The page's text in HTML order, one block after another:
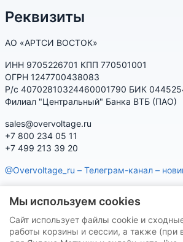
Реквизиты
АО «АРТСИ ВОСТОК»
ИНН 9705226701 КПП 770501001
ОГРН 1247700438083
Р/с 40702810324460001790 БИК
Филиал "Центральный" Банка ВТБ (ПАО)
sales@overvoltage.ru
+7 800 234 05 11
+7 499 213 39 20
@Overvoltage_ru – Телеграм-канал –
характеристики, наличие, подбор
Нашу продукцию Вы можете приобрести
Мы используем cookies
Сайт использует файлы cookie и
работы корзины и сессии, а также (при